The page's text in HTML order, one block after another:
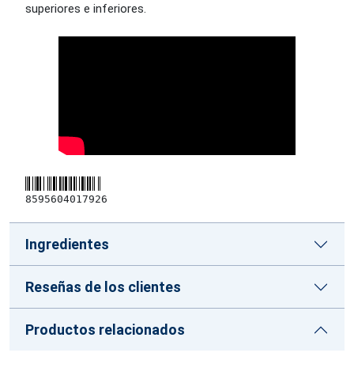
superiores e inferiores.
8595604017926
Ingredientes
Reseñas de los clientes
Productos relacionados